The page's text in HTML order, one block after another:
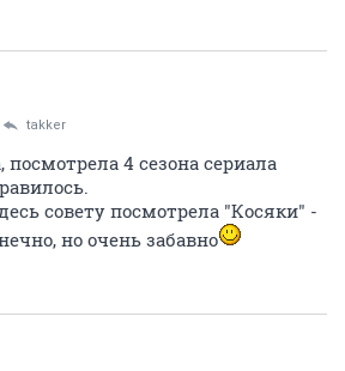
takker
4 сезона сериала
совету посмотрела "Косяки" -
но очень забавно